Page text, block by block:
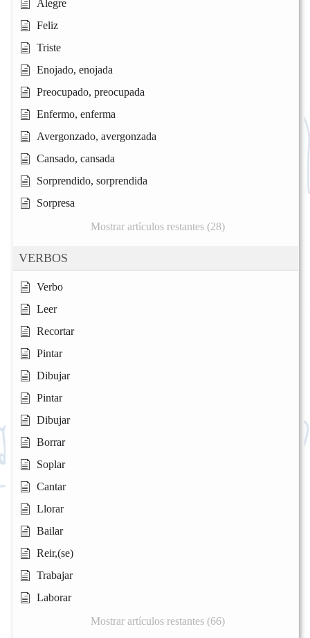
Alegre
Feliz
Triste
Enojado, enojada
Preocupado, preocupada
Enfermo, enferma
Avergonzado, avergonzada
Cansado, cansada
Sorprendido, sorprendida
Sorpresa
Mostrar artículos restantes (28)
VERBOS
Verbo
Leer
Recortar
Pintar
Dibujar
Pintar
Dibujar
Borrar
Soplar
Cantar
Llorar
Bailar
Reir,(se)
Trabajar
Laborar
Mostrar artículos restantes (66)